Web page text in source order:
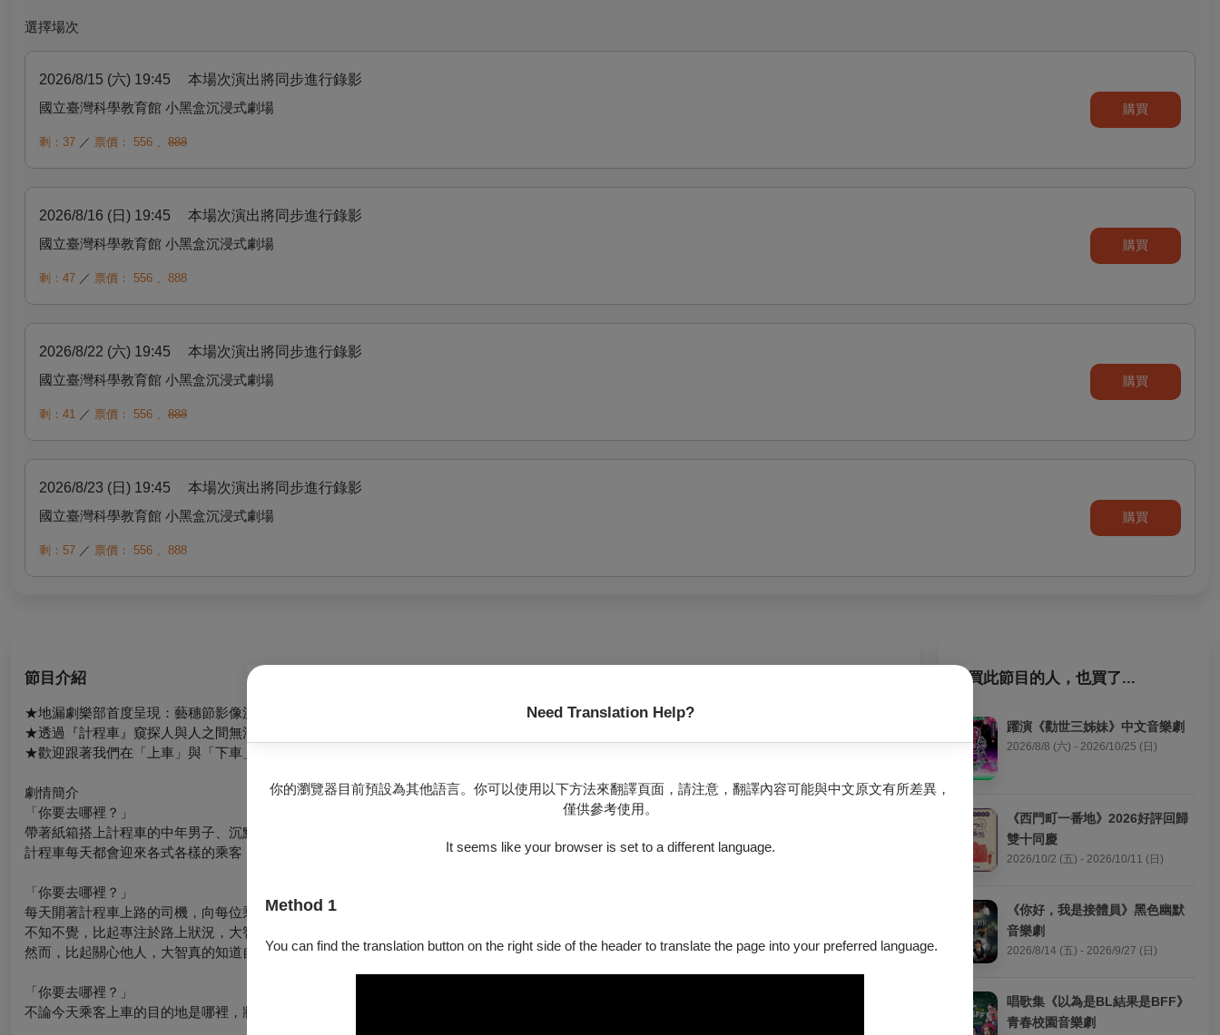
Need Translation Help?
你的瀏覽器目前預設為其他語言。你可以使用以下方法來翻譯頁面，請注意，翻譯內容可能與中文原文有所差異，
僅供參考使用。
It seems like your browser is set to a different language.
Method 1
You can find the translation button on the right side of the header to translate the page into your preferred language.
選擇場次
2026/8/15 (六) 19:45
本場次演出將同步進行錄影
國立臺灣科學教育館 小黑盒沉浸式劇場
剩：37 ／ 票價： 556 、 888
購買
2026/8/16 (日) 19:45
本場次演出將同步進行錄影
國立臺灣科學教育館 小黑盒沉浸式劇場
剩：47 ／ 票價： 556 、 888
購買
2026/8/22 (六) 19:45
本場次演出將同步進行錄影
國立臺灣科學教育館 小黑盒沉浸式劇場
剩：41 ／ 票價： 556 、 888
購買
2026/8/23 (日) 19:45
本場次演出將同步進行錄影
國立臺灣科學教育館 小黑盒沉浸式劇場
剩：57 ／ 票價： 556 、 888
購買
節目介紹
★地漏劇樂部首度呈現：藝穗節影像沉浸式舞台劇【你要去哪裡？】
★透過『計程車』窺探人與人之間無法訴說的故事
★歡迎跟著我們在「上車」與「下車」之間，與司機訴說自身的故事
劇情簡介
「你要去哪裡？」
帶著紙箱搭上計程車的中年男子、沉默不語的母子、虔誠的信仰者……
計程車每天都會迎來各式各樣的乘客，有時能夠堅定地回答、有時必須追趕著時間、有時卻又突然地更改方向。
「你要去哪裡？」
每天開著計程車上路的司機，向每位乘客提出這個問句。
不知不覺，比起專注於路上狀況，大智反而忍不住關心乘客的去向。
然而，比起關心他人，大智真的知道自己想開去哪裡嗎？
「你要去哪裡？」
不論今天乘客上車的目的地是哪裡，將計程車當作安全屋的司機與乘客們，在懷著各自不能明說的心思中，要如何才能抵達自己想要的目的地呢？
購買此節目的人，也買了...
躍演《勸世三姊妹》中文音樂劇
2026/8/8 (六) - 2026/10/25 (日)
《西門町一番地》2026好評回歸
雙十同慶
2026/10/2 (五) - 2026/10/11 (日)
《你好，我是接體員》黑色幽默
音樂劇
2026/8/14 (五) - 2026/9/27 (日)
唱歌集《以為是BL結果是BFF》
青春校園音樂劇